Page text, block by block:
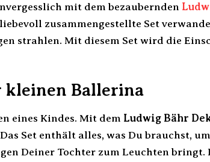
mit dem bezaubernden
liebevoll zusammengestellte Set
strahlen. Mit diesem Set wird die
kleinen Ballerina
eines Kindes. Mit dem Ludwig Bähr
Set enthält alles, was Du brauchst,
Deiner Tochter zum Leuchten bringt.